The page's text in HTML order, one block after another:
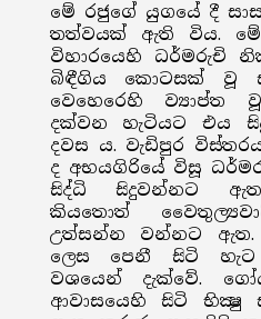
මේ රජුගේ යුගයේ දී
තත්වයක් ඇති විය. මේ
විහාරයෙහි ධර්මරුචි
බිඳීගිය කොටසක් වූ
වෙහෙරෙහි ව්‍යාප්ත
දක්වන හැටියට එය
දවස ය. වැඩිපුර
ද අභයගිරියේ විසූ
සිද්ධි සිදුවන්නට
කියතොත්
උත්සන්න වන්නට ඇත.
ලෙස පෙනී සිටි හැට
වශයෙන් දැක්වේ.
ආවාසයෙහි සිටි භික්‍ෂු